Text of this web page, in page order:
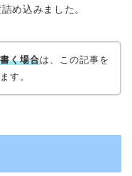
め込みました。
く場合は、この記事を
す。